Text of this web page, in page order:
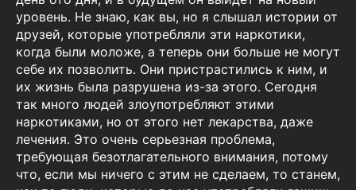
уровень. Не знаю, как вы, но я слышал истории от
друзей, которые употребляли эти наркотики,
когда были моложе, а теперь они больше не могут
себе их позволить. Они пристрастились к ним, и
их жизнь была разрушена из-за этого. Сегодня
так много людей злоупотребляют этими
наркотиками, но от этого нет лекарства, даже
лечения. Это очень серьезная проблема,
требующая безотлагательного внимания, потому
что, если мы ничего с этим не сделаем, то станем,